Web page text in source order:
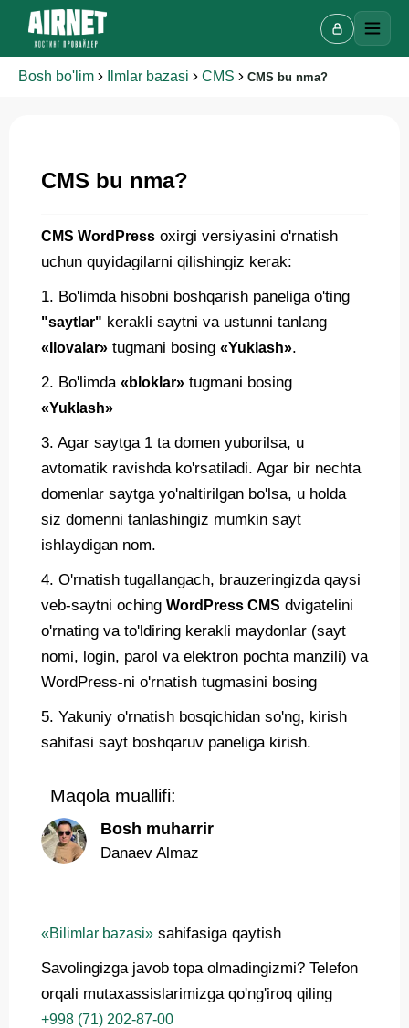
Bosh bo'lim Ilmlar bazasi CMS CMS bu nma?
CMS bu nma?
CMS WordPress oxirgi versiyasini o'rnatish
uchun quyidagilarni qilishingiz kerak:
1. Bo'limda hisobni boshqarish paneliga o'ting
"saytlar" kerakli saytni va ustunni tanlang
«Ilovalar» tugmani bosing «Yuklash».
2. Bo'limda «bloklar» tugmani bosing
«Yuklash»
3. Agar saytga 1 ta domen yuborilsa, u
avtomatik ravishda ko'rsatiladi. Agar bir nechta
domenlar saytga yo'naltirilgan bo'lsa, u holda
siz domenni tanlashingiz mumkin sayt
ishlaydigan nom.
4. O'rnatish tugallangach, brauzeringizda qaysi
veb-saytni oching WordPress CMS dvigatelini
o'rnating va to'ldiring kerakli maydonlar (sayt
nomi, login, parol va elektron pochta manzili) va
WordPress-ni o'rnatish tugmasini bosing
5. Yakuniy o'rnatish bosqichidan so'ng, kirish
sahifasi sayt boshqaruv paneliga kirish.
Maqola muallifi:
Bosh muharrir
Danaev Almaz
«Bilimlar bazasi» sahifasiga qaytish
Savolingizga javob topa olmadingizmi? Telefon
orqali mutaxassislarimizga qo'ng'iroq qiling
+998 (71) 202-87-00
A
Onlayn · bir necha daqiqada javob beramiz
Ismingiz
Telefon